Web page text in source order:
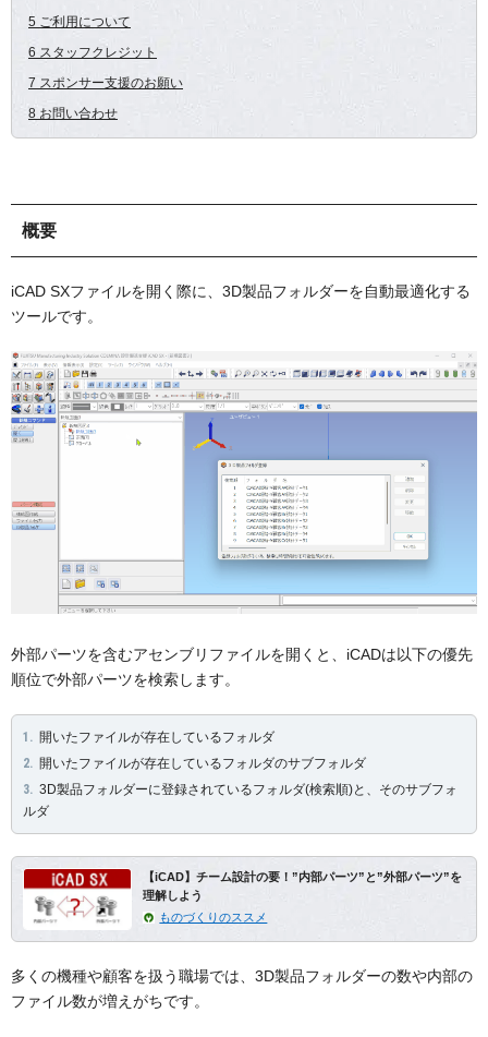
5 ご利用について
6 スタッフクレジット
7 スポンサー支援のお願い
8 お問い合わせ
概要
iCAD SXファイルを開く際に、3D製品フォルダーを自動最適化する
ツールです。
外部パーツを含むアセンブリファイルを開くと、iCADは以下の優先
順位で外部パーツを検索します。
開いたファイルが存在しているフォルダ
開いたファイルが存在しているフォルダのサブフォルダ
3D製品フォルダーに登録されているフォルダ(検索順)と、そのサブフォ
ルダ
【iCAD】チーム設計の要！”内部パーツ”と”外部パーツ”を
理解しよう
ものづくりのススメ
多くの機種や顧客を扱う職場では、3D製品フォルダーの数や内部の
ファイル数が増えがちです。